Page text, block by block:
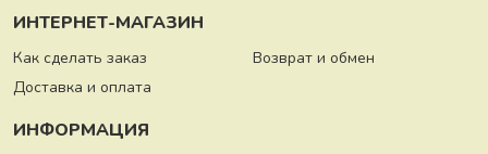
ИНТЕРНЕТ-МАГАЗИН
Как сделать заказ
Доставка и оплата
Возврат и обмен
ИНФОРМАЦИЯ